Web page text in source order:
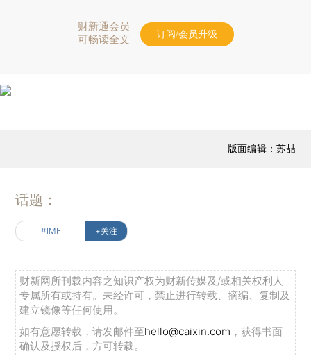
财新通会员
可畅读全文
订阅/会员升级
版面编辑：苏喆
话题：
#IMF +关注
财新网所刊载内容之知识产权为财新传媒及/或相关权利人
专属所有或持有。未经许可，禁止进行转载、摘编、复制及
建立镜像等任何使用。
如有意愿转载，请发邮件至hello@caixin.com ，获得书面
确认及授权后，方可转载。